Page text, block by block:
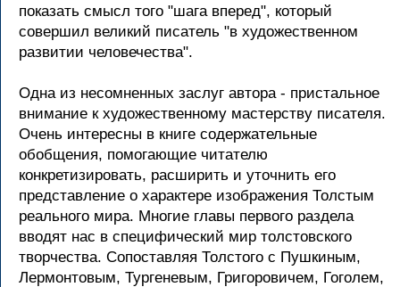
показать смысл того "шага вперед", который
совершил великий писатель "в художественном
развитии человечества".
Одна из несомненных заслуг автора - пристальное
внимание к художественному мастерству писателя.
Очень интересны в книге содержательные
обобщения, помогающие читателю
конкретизировать, расширить и уточнить его
представление о характере изображения Толстым
реального мира. Многие главы первого раздела
вводят нас в специфический мир толстовского
творчества. Сопоставляя Толстого с Пушкиным,
Лермонтовым, Тургеневым, Григоровичем, Гоголем,